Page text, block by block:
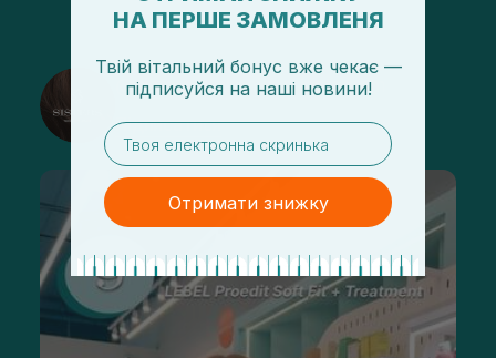
@sisters_stelmakh в Instagram
Підписатися
НА ПЕРШЕ ЗАМОВЛЕНЯ
Твій вітальний бонус вже чекає —
підписуйся на наші новини!
email
Отримати знижку